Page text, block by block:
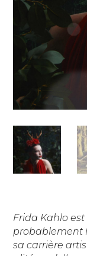
Frida Kahlo
probablement
sa carrière